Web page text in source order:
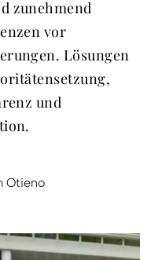
zunehmend
vor
Lösungen
und
Otieno